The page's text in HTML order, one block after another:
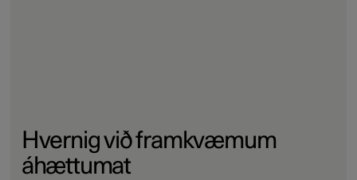
Hvernig við framkvæmum
áhættumat